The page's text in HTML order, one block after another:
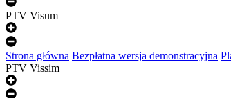
PTV Visum
Strona główna Bezpłatna wersja demonstracyjna
PTV Vissim